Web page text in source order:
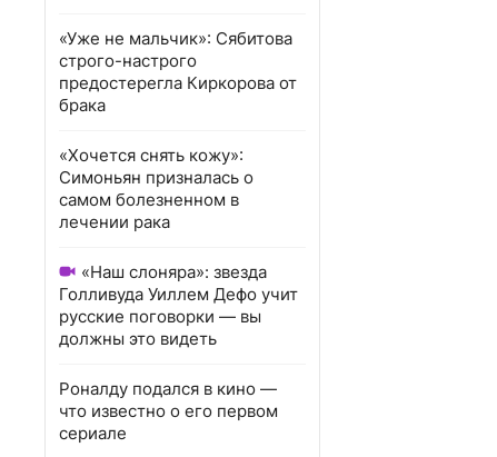
«Уже не мальчик»: Сябитова
строго-настрого
предостерегла Киркорова от
брака
«Хочется снять кожу»:
Симоньян призналась о
самом болезненном в
лечении рака
«Наш слоняра»: звезда
Голливуда Уиллем Дефо учит
русские поговорки — вы
должны это видеть
Роналду подался в кино —
что известно о его первом
сериале